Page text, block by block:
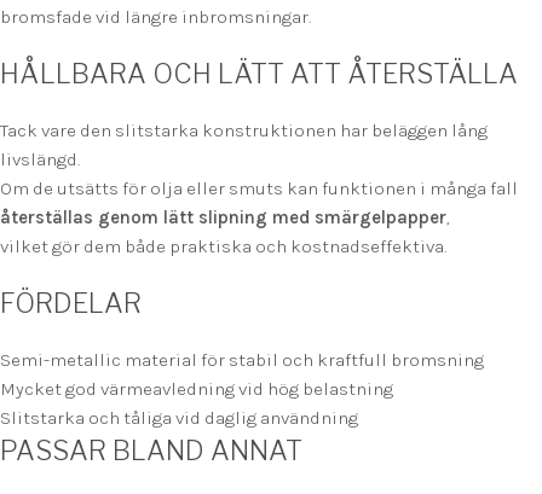
bromsfade vid längre inbromsningar.
HÅLLBARA OCH LÄTT ATT ÅTERSTÄLLA
Tack vare den slitstarka konstruktionen har beläggen lång
livslängd.
Om de utsätts för olja eller smuts kan funktionen i många fall
återställas genom lätt slipning med smärgelpapper,
vilket gör dem både praktiska och kostnadseffektiva.
FÖRDELAR
Semi-metallic material för stabil och kraftfull bromsning
Mycket god värmeavledning vid hög belastning
Slitstarka och tåliga vid daglig användning
PASSAR BLAND ANNAT